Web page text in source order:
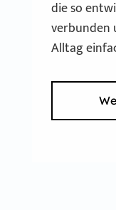
die so
verbunden
Alltag